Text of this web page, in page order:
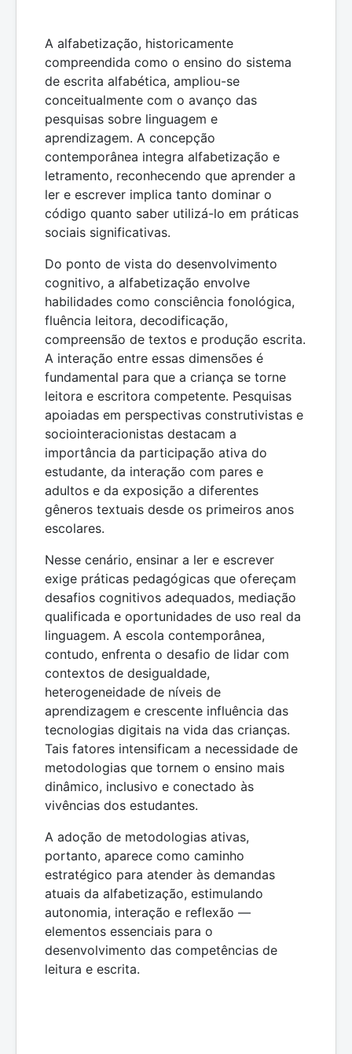
A alfabetização, historicamente
compreendida como o ensino do sistema
de escrita alfabética, ampliou-se
conceitualmente com o avanço das
pesquisas sobre linguagem e
aprendizagem. A concepção
contemporânea integra alfabetização e
letramento, reconhecendo que aprender a
ler e escrever implica tanto dominar o
código quanto saber utilizá-lo em práticas
sociais significativas.
Do ponto de vista do desenvolvimento
cognitivo, a alfabetização envolve
habilidades como consciência fonológica,
fluência leitora, decodificação,
compreensão de textos e produção escrita.
A interação entre essas dimensões é
fundamental para que a criança se torne
leitora e escritora competente. Pesquisas
apoiadas em perspectivas construtivistas e
sociointeracionistas destacam a
importância da participação ativa do
estudante, da interação com pares e
adultos e da exposição a diferentes
gêneros textuais desde os primeiros anos
escolares.
Nesse cenário, ensinar a ler e escrever
exige práticas pedagógicas que ofereçam
desafios cognitivos adequados, mediação
qualificada e oportunidades de uso real da
linguagem. A escola contemporânea,
contudo, enfrenta o desafio de lidar com
contextos de desigualdade,
heterogeneidade de níveis de
aprendizagem e crescente influência das
tecnologias digitais na vida das crianças.
Tais fatores intensificam a necessidade de
metodologias que tornem o ensino mais
dinâmico, inclusivo e conectado às
vivências dos estudantes.
A adoção de metodologias ativas,
portanto, aparece como caminho
estratégico para atender às demandas
atuais da alfabetização, estimulando
autonomia, interação e reflexão —
elementos essenciais para o
desenvolvimento das competências de
leitura e escrita.